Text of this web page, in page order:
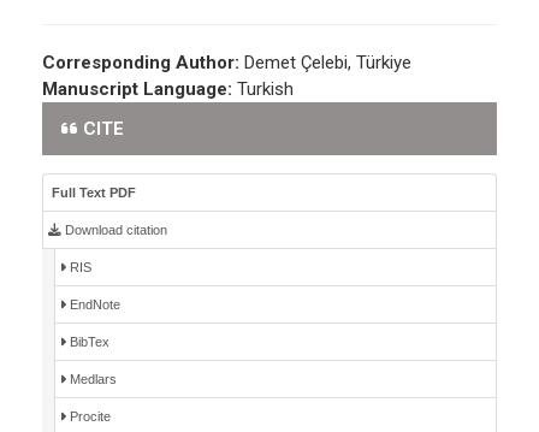
Corresponding Author: Demet Çelebi, Türkiye
Manuscript Language: Turkish
CITE
Full Text PDF
Download citation
RIS
EndNote
BibTex
Medlars
Procite